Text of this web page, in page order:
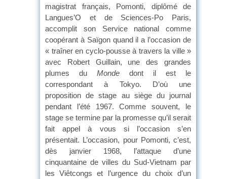
magistrat français, Pomonti, diplômé de
Langues’O et de Sciences-Po Paris,
accomplit son Service national comme
coopérant à Saïgon quand il a l’occasion de
« traîner en cyclo-pousse à travers la ville »
avec Robert Guillain, une des grandes
plumes du Monde dont il est le
correspondant à Tokyo. D’où une
proposition de stage au siège du journal
pendant l’été 1967. Comme souvent, le
stage se termine par la promesse qu’il serait
fait appel à vous si l’occasion s’en
présentait. L’occasion, pour Pomonti, c’est,
dès janvier 1968, l’attaque d’une
cinquantaine de villes du Sud-Vietnam par
les Viêtcongs et l’urgence du choix d’un